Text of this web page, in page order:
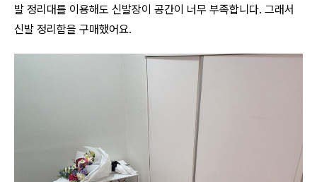
발 정리대를 이용해도 신발장이 공간이 너무 부족합니다. 그래서
신발 정리함을 구매했어요.